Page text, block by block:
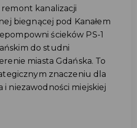
remont kanalizacji
biegnącej pod Kanałem
ścieków PS-1
do studni
miasta Gdańska. To
znaczeniu dla
i niezawodności miejskiej